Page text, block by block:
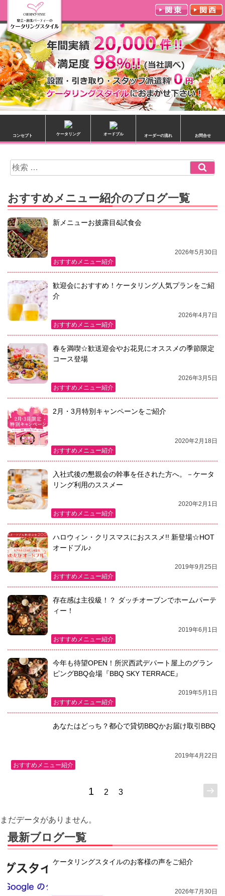
コンセプト ケータリング オードブル オーダーの流れ お問合せ
検
索:
索
おすすめメニュー紹介のブログ一覧
新メニューお披露目&試食会
2026年5月30日
おすすめメニュー紹介
歓迎会におすすめ！ケータリング人気プランをご紹
介
2026年4月7日
おすすめメニュー紹介
春を満喫☆歓送迎会やお花見にオススメの季節限定
コース登場
2026年3月5日
おすすめメニュー紹介
2月・3月特別キャンペーンをご紹介
2020年2月18日
おすすめメニュー紹介
入社式後の懇親会の幹事を任された方へ。－ケータ
リング利用のススメー
2020年2月1日
おすすめメニュー紹介
ハロウィン・クリスマスにおススメ!! 新登場☆HOT
オードブル♪
2019年9月25日
おすすめメニュー紹介
存在感は主役級！？ ダッチオーブンでホームパーテ
ィー！
2019年6月1日
おすすめメニュー紹介
今年も待望OPEN！所沢西武デパート屋上のグラン
ピングBBQ会場『BBQ SKY TERRACE』
2019年5月1日
おすすめメニュー紹介
あなたはどっち？都心で貸切BBQかお届け取引BBQ
2019年4月22日
おすすめメニュー紹介
1 2 3
次
まだデータがありません。
最新ブログ一覧
ケータリングスタイルのお客様の声をご紹介
2026年7月30日